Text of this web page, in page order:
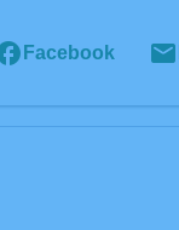
Facebook